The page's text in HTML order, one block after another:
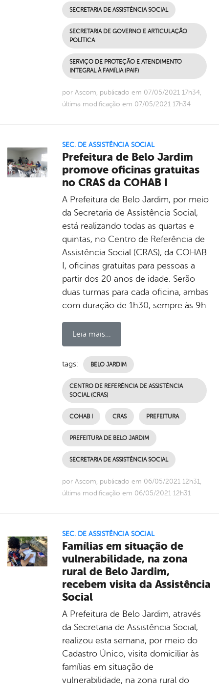
SECRETARIA DE ASSISTÊNCIA SOCIAL
SECRETARIA DE GOVERNO E ARTICULAÇÃO
POLÍTICA
SERVIÇO DE PROTEÇÃO E ATENDIMENTO
INTEGRAL À FAMÍLIA (PAIF)
por Ascom, publicado em 07/05/2021 17h34,
última modificação em 07/05/2021 17h34
SEC. DE ASSISTÊNCIA SOCIAL
Prefeitura de Belo Jardim
promove oficinas gratuitas
no CRAS da COHAB I
A Prefeitura de Belo Jardim, por meio
da Secretaria de Assistência Social,
está realizando todas as quartas e
quintas, no Centro de Referência de
Assistência Social (CRAS), da COHAB
I, oficinas gratuitas para pessoas a
partir dos 20 anos de idade. Serão
duas turmas para cada oficina, ambas
com duração de 1h30, sempre às 9h
Leia mais...
tags: BELO JARDIM
CENTRO DE REFERÊNCIA DE ASSISTÊNCIA
SOCIAL (CRAS)
COHAB I CRAS PREFEITURA
PREFEITURA DE BELO JARDIM
SECRETARIA DE ASSISTÊNCIA SOCIAL
por Ascom, publicado em 06/05/2021 12h31,
última modificação em 06/05/2021 12h31
SEC. DE ASSISTÊNCIA SOCIAL
Famílias em situação de
vulnerabilidade, na zona
rural de Belo Jardim,
recebem visita da Assistência
Social
A Prefeitura de Belo Jardim, através
da Secretaria de Assistência Social,
realizou esta semana, por meio do
Cadastro Único, visita domiciliar às
famílias em situação de
vulnerabilidade, na zona rural do